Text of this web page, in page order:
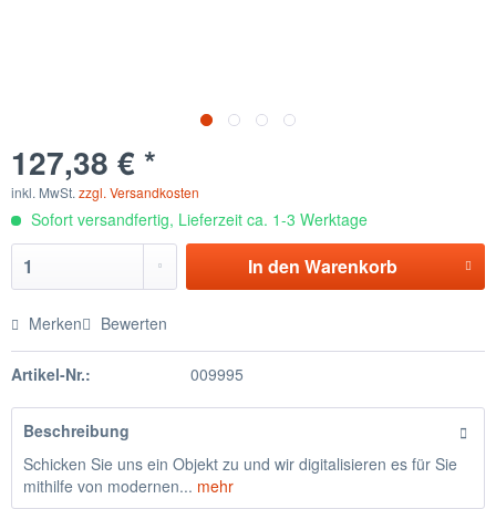
127,38 € *
inkl. MwSt. zzgl. Versandkosten
Sofort versandfertig, Lieferzeit ca. 1-3 Werktage
In den Warenkorb
Merken Bewerten
Artikel-Nr.: 009995
Beschreibung
Schicken Sie uns ein Objekt zu und wir digitalisieren es für Sie
mithilfe von modernen... mehr